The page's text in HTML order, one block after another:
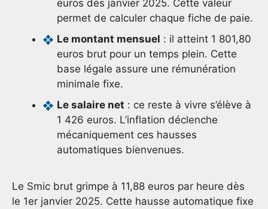
euros dès janvier 2025. Cette valeur
permet de calculer chaque fiche de paie.
Le montant mensuel : il atteint 1 801,80
euros brut pour un temps plein. Cette
base légale assure une rémunération
minimale fixe.
Le salaire net : ce reste à vivre s’élève à
1 426 euros. L’inflation déclenche
mécaniquement ces hausses
automatiques bienvenues.
Le Smic brut grimpe à 11,88 euros par heure dès
le 1er janvier 2025. Cette hausse automatique fixe